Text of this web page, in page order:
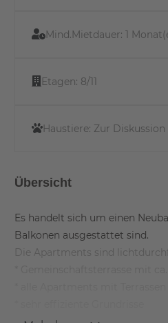
Mind.Mietdauer: 1
Etagen: 8/11
Haustiere: Zur Diskussion
Übersicht
Es handelt sich um einen
Balkonen ausgestattet sind.
Die Apartments sind